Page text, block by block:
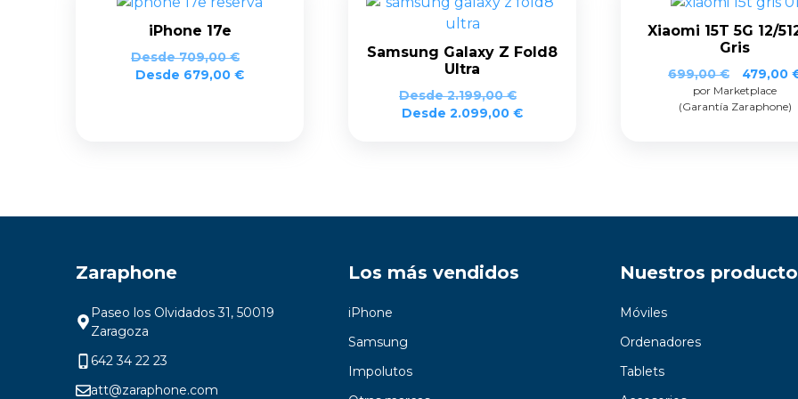
iPhone 17e
Desde709,00€
Desde 679,00 €
Samsung Galaxy Z Fold8
Ultra
Desde2.199,00€
Desde 2.099,00 €
Xiaomi 15T 5G 12/
Gris
699,00€
El
precio
original
479,00
por Marketplace
(Garantía Zaraphone)
Zaraphone
Paseo los Olvidados 31, 50019
Zaragoza
642 34 22 23
att@zaraphone.com
Los más vendidos
iPhone
Samsung
Impolutos
Nuestros
Móviles
Ordenadores
Tablets